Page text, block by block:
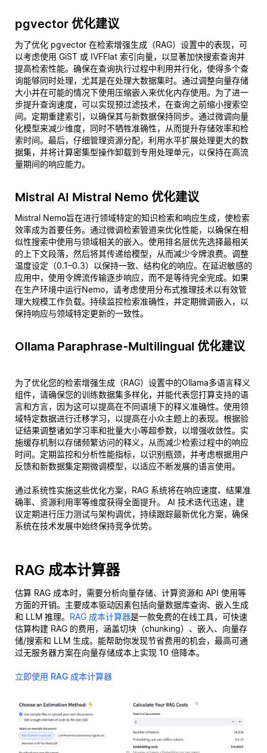
pgvector 优化建议
为了优化 pgvector 在检索增强生成（RAG）设置中的表现，可
以考虑使用 GiST 或 IVFFlat 索引向量，以显著加快搜索查询并
提高检索性能。确保在查询执行过程中利用并行化，使得多个查
询能够同时处理，尤其是在处理大数据集时。通过调整向量存储
大小并在可能的情况下使用压缩嵌入来优化内存使用。为了进一
步提升查询速度，可以实现预过滤技术，在查询之前缩小搜索空
间。定期重建索引，以确保其与新数据保持同步。通过微调向量
化模型来减少维度，同时不牺牲准确性，从而提升存储效率和检
索时间。最后，仔细管理资源分配，利用水平扩展处理更大的数
据集，并将计算密集型操作卸载到专用处理单元，以保持在高流
量期间的响应能力。
Mistral AI Mistral Nemo 优化建议
Mistral Nemo旨在进行领域特定的知识检索和响应生成，使检索
效率成为首要任务。通过微调检索管道来优化性能，以确保在相
似性搜索中使用与领域相关的嵌入。使用排名层优先选择最相关
的上下文段落，然后将其传递给模型，从而减少令牌浪费。调整
温度设定（0.1–0.3）以保持一致、结构化的响应。在延迟敏感的
应用中，使用令牌流传输逐步响应，而不是等待完全完成。如果
在生产环境中运行Nemo，请考虑使用分布式推理技术以有效管
理大规模工作负载。持续监控检索准确性，并定期微调嵌入，以
保持响应与领域特定更新的一致性。
Ollama Paraphrase-Multilingual 优化建议
为了优化您的检索增强生成（RAG）设置中的Ollama多语言释义
组件，请确保您的训练数据集多样化，并能代表您打算支持的语
言和方言，因为这可以提高在不同语境下的释义准确性。使用领
域特定数据进行迁移学习，以提高在小众主题上的表现。根据验
证结果调整诸如学习率和批量大小等超参数，以增强收敛性。实
施缓存机制以存储频繁访问的释义，从而减少检索过程中的响应
时间。定期监控和分析性能指标，以识别瓶颈，并考虑根据用户
反馈和新数据集定期微调模型，以适应不断发展的语言使用。
通过系统性实施这些优化方案，RAG 系统将在响应速度、结果准
确率、资源利用率等维度获得全面提升。 AI 技术迭代迅速，建
议定期进行压力测试与架构调优，持续跟踪最新优化方案，确保
系统在技术发展中始终保持竞争优势。
RAG 成本计算器
估算 RAG 成本时，需要分析向量存储、计算资源和 API 使用等
方面的开销。主要成本驱动因素包括向量数据库查询、嵌入生成
和 LLM 推理。 RAG 成本计算器是一款免费的在线工具，可快速
估算构建 RAG 的费用，涵盖切块（chunking）、嵌入、向量存
储/搜索和 LLM 生成。能帮助你发现节省费用的机会，最高可通
过无服务器方案在向量存储成本上实现 10 倍降本。
立即使用 RAG 成本计算器